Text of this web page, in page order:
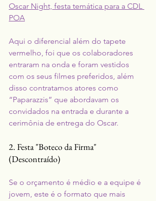
Oscar Night, festa temática para a CDL
POA
Aqui o diferencial além do tapete
vermelho, foi que os colaboradores
entraram na onda e foram vestidos
com os seus filmes preferidos, além
disso contratamos atores como
“Paparazzis” que abordavam os
convidados na entrada e durante a
cerimônia de entrega do Oscar.
2. Festa "Boteco da Firma"
(Descontraído)
Se o orçamento é médio e a equipe é
jovem, este é o formato que mais